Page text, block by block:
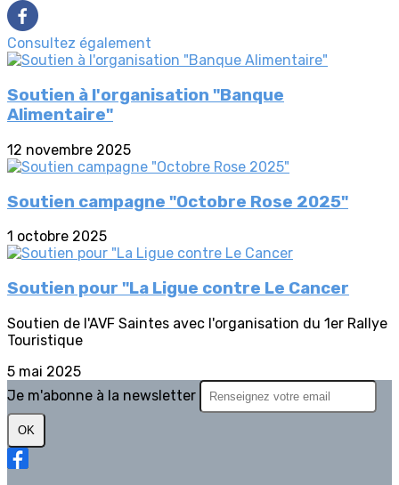
Consultez également
Soutien à l'organisation "Banque
Alimentaire"
12 novembre 2025
Soutien campagne "Octobre Rose 2025"
1 octobre 2025
Soutien pour "La Ligue contre Le Cancer
Soutien de l'AVF Saintes avec l'organisation du 1er Rallye
Touristique
5 mai 2025
Je m'abonne à la newsletter
OK